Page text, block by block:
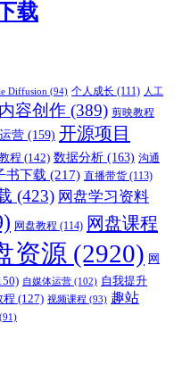
载
Diffusion (94) 个人成长 (111) 人工
内容创作 (389) 剪映教程
营 (159) 开源项目
程 (142) 数据分析 (163) 沟通
书下载 (217) 直播带货 (113)
(423) 网盘学习资料
网盘教程 (114) 网盘课程
资源 (2920) 网
自媒体运营 (102) 自我提升
程 (127) 视频课程 (93) 趣站
(91)